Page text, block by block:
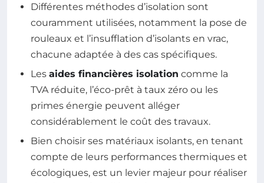
Différentes méthodes d’isolation sont
couramment utilisées, notamment la pose de
rouleaux et l’insufflation d’isolants en vrac,
chacune adaptée à des cas spécifiques.
Les aides financières isolation comme la
TVA réduite, l’éco-prêt à taux zéro ou les
primes énergie peuvent alléger
considérablement le coût des travaux.
Bien choisir ses matériaux isolants, en tenant
compte de leurs performances thermiques et
écologiques, est un levier majeur pour réaliser